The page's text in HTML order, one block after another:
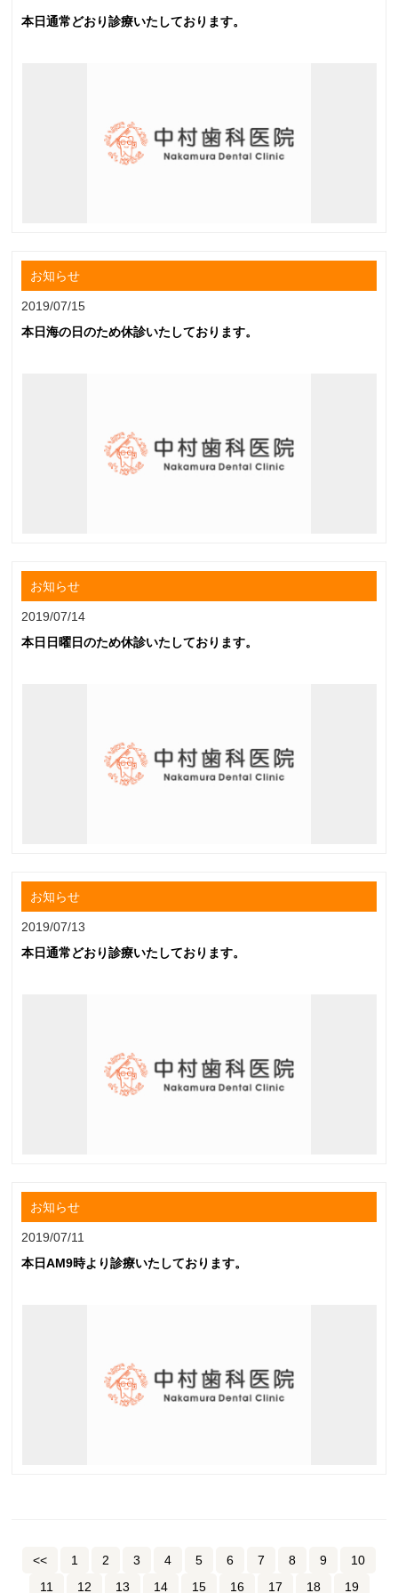
本日通常どおり診療いたしております。
お知らせ
2019/07/15
本日海の日のため休診いたしております。
お知らせ
2019/07/14
本日日曜日のため休診いたしております。
お知らせ
2019/07/13
本日通常どおり診療いたしております。
お知らせ
2019/07/11
本日AM9時より診療いたしております。
<< 1 2 3 4 5 6 7 8 9
10
11
12 13 14 15 16 17 18 19